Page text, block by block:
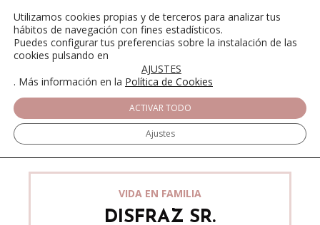
VIDA EN FAMILIA
DISFRAZ SR.
Utilizamos cookies propias y de terceros para analizar tus
hábitos de navegación con fines estadísticos.
Puedes configurar tus preferencias sobre la instalación de las
cookies pulsando en
AJUSTES
. Más información en la Política de Cookies
ACTIVAR TODO
Ajustes